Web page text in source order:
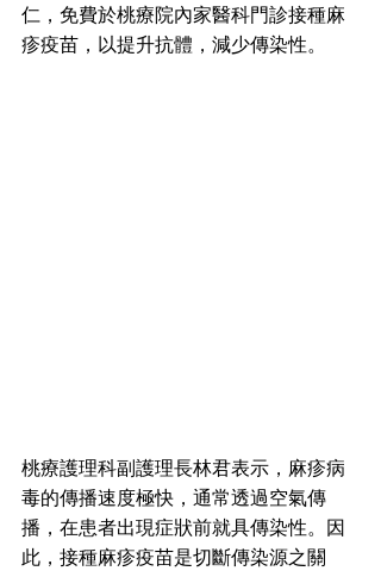
仁，免費於桃療院內家醫科門診接種麻
疹疫苗，以提升抗體，減少傳染性。
桃療護理科副護理長林君表示，麻疹病
毒的傳播速度極快，通常透過空氣傳
播，在患者出現症狀前就具傳染性。因
此，接種麻疹疫苗是切斷傳染源之關